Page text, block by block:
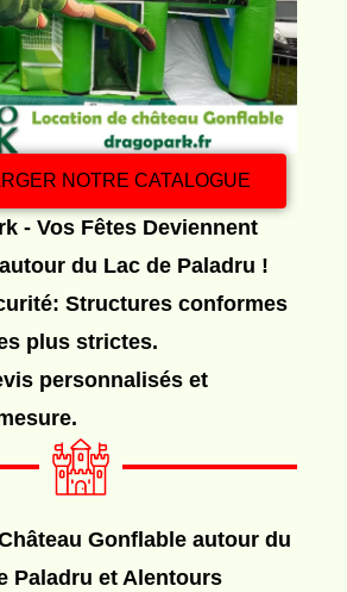
Gonflable autour du
Paladru et Alentours
NOTRE CATALOGUE
- Vos Fêtes Deviennent
du Lac de Paladru !
Structures conformes
plus strictes.
personnalisés et